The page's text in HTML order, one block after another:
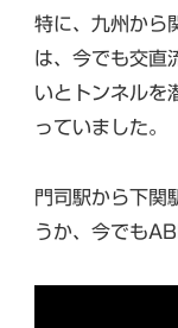
特に、九州から
は、今でも交直
いとトンネルを
っていました。
門司駅から下関
うか、今でも